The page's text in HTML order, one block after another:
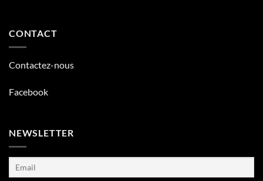
CONTACT
Contactez-nous
Facebook
NEWSLETTER